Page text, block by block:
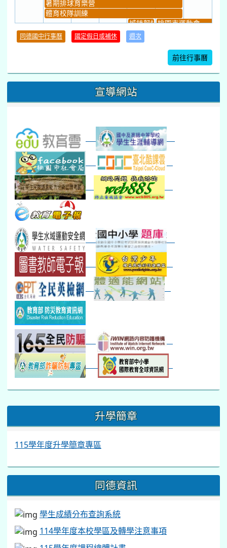
暑期排球育樂營
體育校隊訓練
城鎮韌性(防空)演習
桃園市運動會
暑期體育育樂營結束
21 22
桃園市運動會
數感實驗夏令營(整天)
新生智力測驗補測(...
下午-新進教師研習
教師備課會議
新生訓練(整天)新生訓練(~12:00)
下午-校務會議14:00-
八九年級返校8-9
防災演練工作分配及...
30 31 2 3
本週_健康檢查週各班器材負責人訓練
發放班級書箱及晨讀...
技藝教育學程說明會...
12:30幹部訓練七年級新生健檢
本週_友善校園週收學生證、換補教科...
本週_圖書館開放借...
開學日
第一週
超額比序暨免試入學...
同德國中行事曆 國定假日或補休 週次
前往行事曆
宣導網站
::: 升學簡章
115學年度升學簡章專區
同德資訊
學生成績分布查詢系統
114學年度本校學區及轉學注意事項